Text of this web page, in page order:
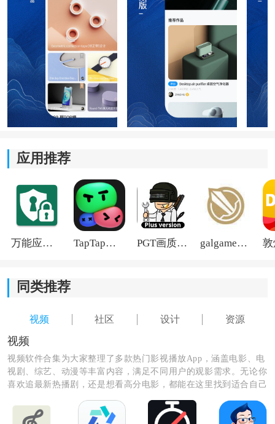
《普象网》软件优势：
1.180万设计师在线分享，与全球设计师互动，激发灵
感，拓宽设计思路。
2.浏览全球新设计和优秀设计作品，了解行业趋势和最新
3.提供丰富的设计学习资料，让用户不断学习进步，提升
4.强大的图片编辑功能，用户可以随时对设计作品进行修
改和优化，打造完美作品。
应用推荐
万能应用隐藏 TapTap国际版2026 PGT画质助手旧版 galgame游戏盒子2026
同类推荐
视频 社区 设计 资源
视频
视频软件合集为大家整理了多款热门影视播放App，涵盖电影、电
视剧、综艺、动漫等丰富内容，满足不同用户的观影需求。无论你
喜欢追最新热播剧，还是想看高分电影，都能在这里找到适合自己
精彩观影时光，轻松告别剧荒。